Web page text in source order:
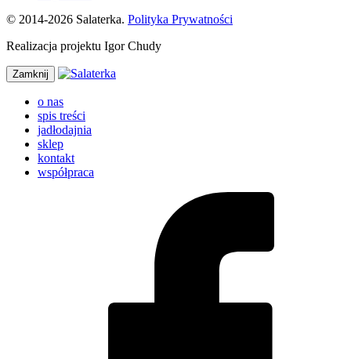
© 2014-2026 Salaterka. Polityka Prywatności
Realizacja projektu Igor Chudy
Zamknij
o nas
spis treści
jadłodajnia
sklep
kontakt
współpraca